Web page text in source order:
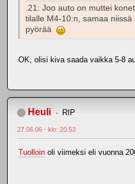
.21: Joo auto on muttei
tilalle M4-10:n, samaa
pyörää
OK, olisi kiva saada vaikka 5-8
Heuli RIP
27.06.06 - klo: 20.53
Tuolloin oli viimeksi eli vuonna